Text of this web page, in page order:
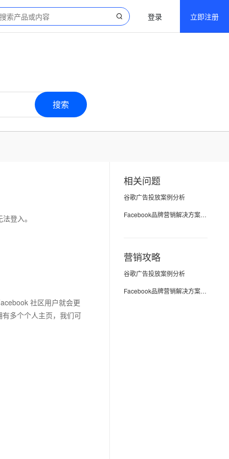
登录 立即注册
搜索
登入。
社区用户就会更
多个个人主页，我们可
相关问题
谷歌广告投放案例分析
Facebook品牌营销解决方案案例
营销攻略
谷歌广告投放案例分析
Facebook品牌营销解决方案案例